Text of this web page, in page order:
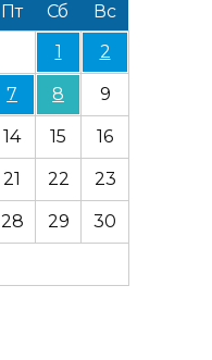
Пт Сб
Вс
1
2
7 8 9
14 15 16
21 22 23
28 29 30